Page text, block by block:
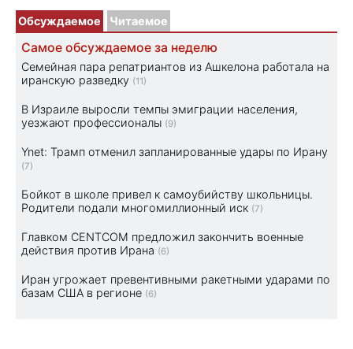
Обсуждаемое Читаемое
Самое обсуждаемое за неделю
Семейная пара репатриантов из Ашкелона работала на
иранскую разведку (11)
В Израиле выросли темпы эмиграции населения,
уезжают профессионалы (9)
Ynet: Трамп отменил запланированные удары по Ирану
(7)
Бойкот в школе привел к самоубийству школьницы.
Родители подали многомиллионный иск (7)
Главком CENTCOM предложил закончить военные
действия против Ирана (6)
Иран угрожает превентивными ракетными ударами по
базам США в регионе (6)